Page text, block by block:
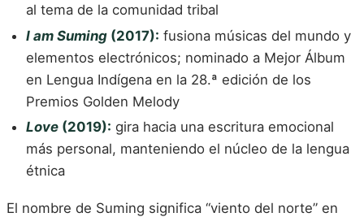
al tema de la comunidad tribal
I am Suming (2017): fusiona músicas del mundo y
elementos electrónicos; nominado a Mejor Álbum
en Lengua Indígena en la 28.ª edición de los
Premios Golden Melody
Love (2019): gira hacia una escritura emocional
más personal, manteniendo el núcleo de la lengua
étnica
El nombre de Suming significa “viento del norte” en